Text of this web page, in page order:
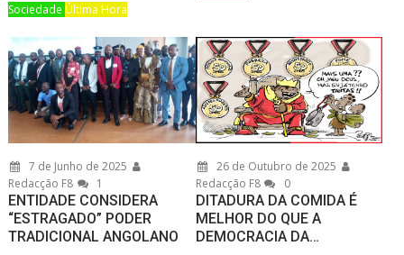
SociedadeÚltima Hora
7 de Junho de 2025
Redacção F8
1
ENTIDADE CONSIDERA
“ESTRAGADO” PODER
TRADICIONAL ANGOLANO
26 de Outubro de 2025
Redacção F8
0
DITADURA DA COMIDA É
MELHOR DO QUE A
DEMOCRACIA DA…